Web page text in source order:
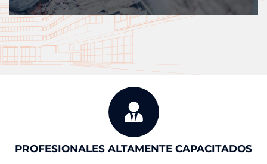
PROFESIONALES ALTAMENTE CAPACITADOS